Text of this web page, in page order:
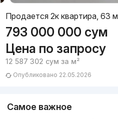
Продается 2к квартира, 63
793 000 000 сум
Цена по запросу
12 587 302 сум за м²
Опубликовано 22.05.2026
Самое важное